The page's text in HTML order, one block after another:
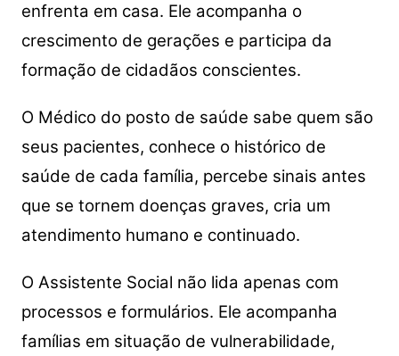
enfrenta em casa. Ele acompanha o
crescimento de gerações e participa da
formação de cidadãos conscientes.
O Médico do posto de saúde sabe quem são
seus pacientes, conhece o histórico de
saúde de cada família, percebe sinais antes
que se tornem doenças graves, cria um
atendimento humano e continuado.
O Assistente Social não lida apenas com
processos e formulários. Ele acompanha
famílias em situação de vulnerabilidade,